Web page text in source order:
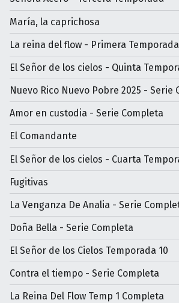
María, la caprichosa
La reina del flow - Primera
El Señor de los cielos - Quinta
Nuevo Rico Nuevo Pobre 2025 - Serie
Amor en custodia - Serie Completa
El Comandante
El Señor de los cielos - Cuarta
Fugitivas
La Venganza De Analia - Serie
Doña Bella - Serie Completa
El Señor de los Cielos Temporada 10
Contra el tiempo - Serie Completa
La Reina Del Flow Temp 1 Completa